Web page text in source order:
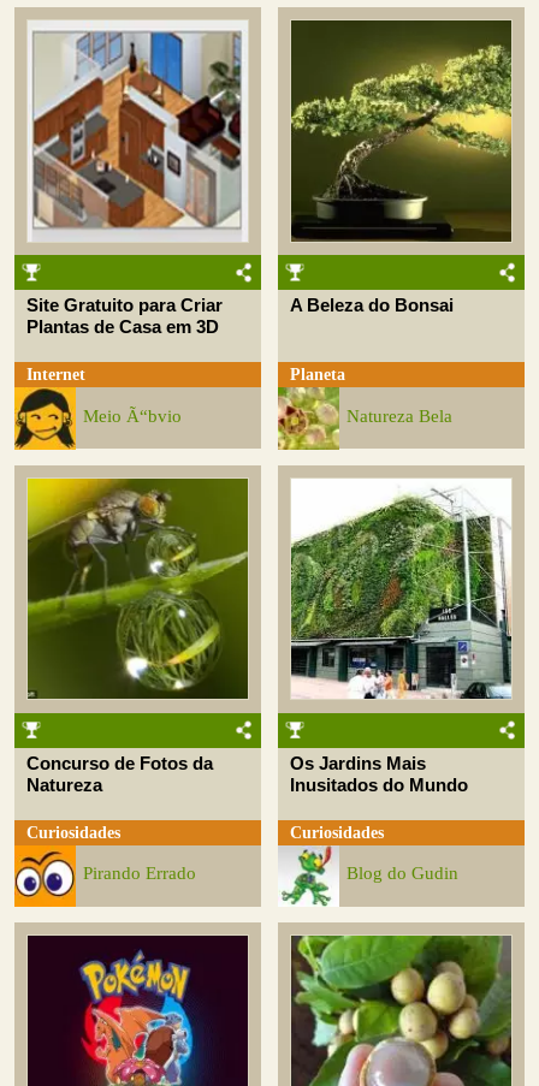
Site Gratuito para Criar
Plantas de Casa em 3D
Internet
Meio Ã“bvio
A Beleza do Bonsai
Planeta
Natureza Bela
Concurso de Fotos da
Natureza
Curiosidades
Pirando Errado
Os Jardins Mais
Inusitados do Mundo
Curiosidades
Blog do Gudin